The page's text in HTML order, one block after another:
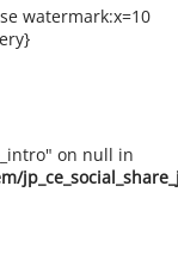
watermark:x=10
on null in